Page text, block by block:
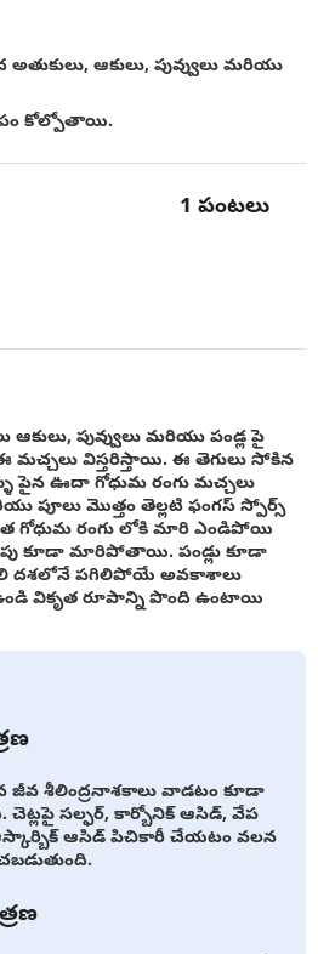
ఆకులు, పువ్వులు మరియు
కోల్పోతాయి.
1 పంటలు
ఆకులు, పువ్వులు మరియు పండ్ల పై
మచ్చలు విస్తరిస్తాయి. ఈ తెగులు సోకిన
పైన ఊదా గోధుమ రంగు మచ్చలు
పూలు మొత్తం తెల్లటి ఫంగస్ స్పోర్స్
గోధుమ రంగు లోకి మారి ఎండిపోయి
కూడా మారిపోతాయి. పండ్లు కూడా
దశలోనే పగిలిపోయే అవకాశాలు
వికృత రూపాన్ని పొంది ఉంటాయి
జీవ శీలింద్రనాశకాలు వాడటం కూడా
చెట్లపై సల్ఫర్, కార్బోనిక్ ఆసిడ్, వేప
ఆసిడ్ పిచికారీ చేయటం వలన